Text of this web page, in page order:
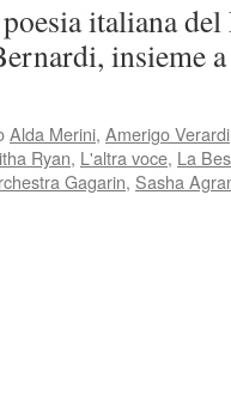
italiana del
insieme
Alda Merini, Amerigo Verardi
Ryan, L'altra voce, La
Gagarin, Sasha